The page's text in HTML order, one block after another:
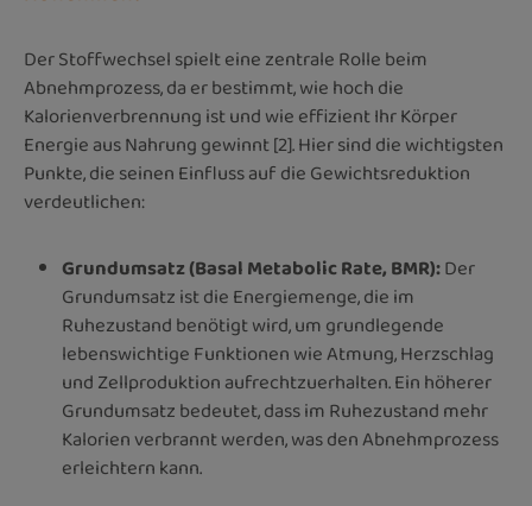
Der Stoffwechsel spielt eine zentrale Rolle beim
Abnehmprozess, da er bestimmt, wie hoch die
Kalorienverbrennung ist und wie effizient Ihr Körper
Energie aus Nahrung gewinnt [2]. Hier sind die wichtigsten
Punkte, die seinen Einfluss auf die Gewichtsreduktion
verdeutlichen:
Grundumsatz (Basal Metabolic Rate, BMR):Der
Grundumsatz ist die Energiemenge, die im
Ruhezustand benötigt wird, um grundlegende
lebenswichtige Funktionen wie Atmung, Herzschlag
und Zellproduktion aufrechtzuerhalten. Ein höherer
Grundumsatz bedeutet, dass im Ruhezustand mehr
Kalorien verbrannt werden, was den Abnehmprozess
erleichtern kann.